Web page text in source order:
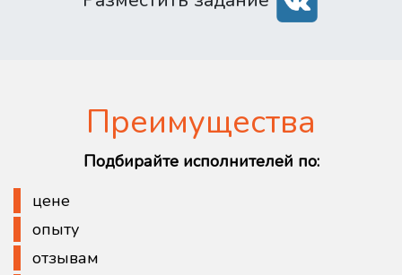
Преимущества
Подбирайте исполнителей по:
цене
опыту
отзывам